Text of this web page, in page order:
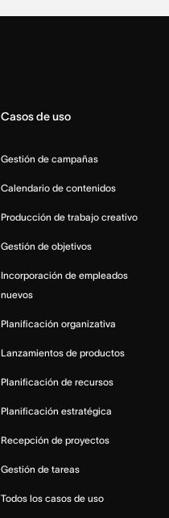
Casos de uso
Gestión de campañas
Calendario de contenidos
Producción de trabajo creativo
Gestión de objetivos
Incorporación de empleados
nuevos
Planificación organizativa
Lanzamientos de productos
Planificación de recursos
Planificación estratégica
Recepción de proyectos
Gestión de tareas
Todos los casos de uso